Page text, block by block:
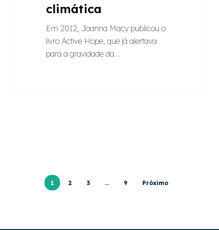
climática
Em 2012, Joanna Macy publicou o
livro Active Hope, que já alertava
para a gravidade da…
1 2 3 … 9 Próximo